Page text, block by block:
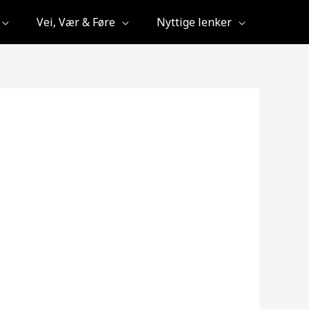
Vei, Vær & Føre Nyttige lenker